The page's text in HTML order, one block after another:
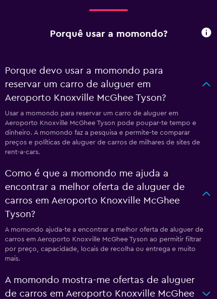
Porquê usar a momondo?
Porque devo usar a momondo para
reservar um carro de aluguer em
Aeroporto Knoxville McGhee Tyson?
Usar a momondo para reservar um carro de aluguer em
Aeroporto Knoxville McGhee Tyson pode poupar-te tempo e
dinheiro. A momondo faz a pesquisa e permite-te comparar
preços e políticas de aluguer de carros de milhares de sites de
rent-a-cars.
Como é que a momondo me ajuda a
encontrar a melhor oferta de aluguer de
carros em Aeroporto Knoxville McGhee
Tyson?
A momondo ajuda-te a encontrar a melhor oferta de aluguer de
carros em Aeroporto Knoxville McGhee Tyson ao permitir filtrar
por preço, capacidade, locais de recolha ou entrega e muito
mais.
A momondo mostra-me ofertas de aluguer
de carros em Aeroporto Knoxville McGhee